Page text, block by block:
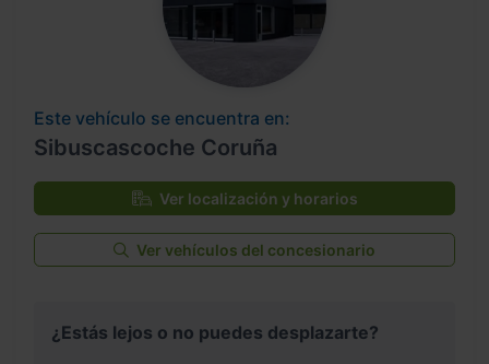
Este vehículo se encuentra en:
Sibuscascoche Coruña
Ver localización y horarios
Ver vehículos del concesionario
¿Estás lejos o no puedes desplazarte?